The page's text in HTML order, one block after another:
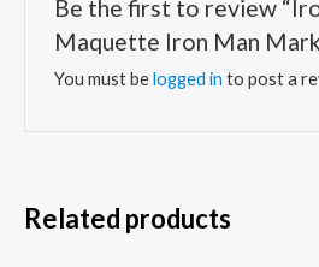
Be the first to review
Maquette Iron Man Mark
You must belogged in to post a
Related products